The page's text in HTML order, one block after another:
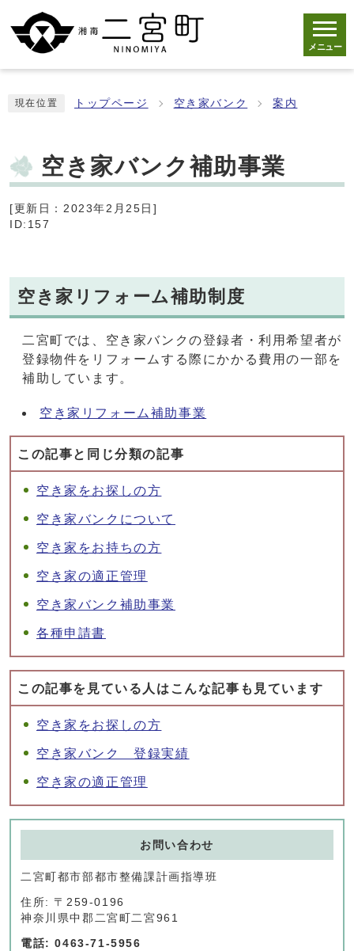
メニュー
現在位置 トップページ 空き家バンク 案内
空き家バンク補助事業
[更新日：2023年2月25日]
ID:157
空き家リフォーム補助制度
二宮町では、空き家バンクの登録者・利用希望者が
登録物件をリフォームする際にかかる費用の一部を
補助しています。
空き家リフォーム補助事業
この記事と同じ分類の記事
空き家をお探しの方
空き家バンクについて
空き家をお持ちの方
空き家の適正管理
空き家バンク補助事業
各種申請書
この記事を見ている人はこんな記事も見ています
空き家をお探しの方
空き家バンク 登録実績
空き家の適正管理
お問い合わせ
二宮町都市部都市整備課計画指導班
住所: 〒259-0196
神奈川県中郡二宮町二宮961
電話: 0463-71-5956